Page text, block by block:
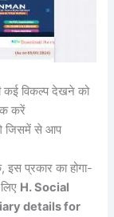
कई विकल्प देखने को
करें
जिसमें से आप
प्रकार का होगा-
H. Social
details for